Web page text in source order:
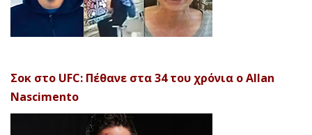
Σοκ στο UFC: Πέθανε στα 34 του χρόνια ο Allan
Nascimento